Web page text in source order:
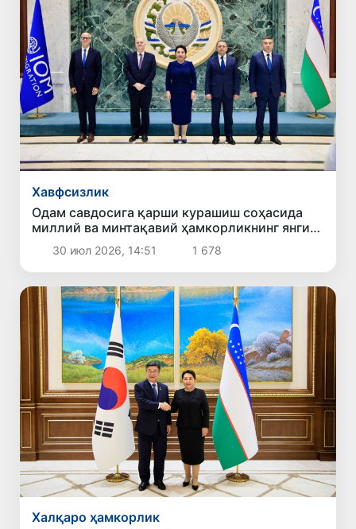
Хавфсизлик
Одам савдосига қарши курашиш соҳасида
миллий ва минтақавий ҳамкорликнинг янги
устувор йўналишлари белгилаб олинди
30 июл 2026, 14:51 1 678
Халқаро ҳамкорлик